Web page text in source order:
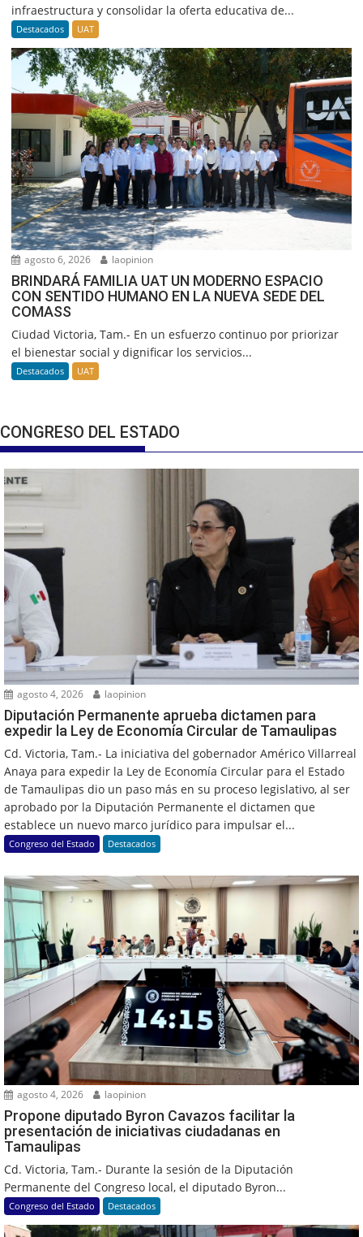
infraestructura y consolidar la oferta educativa de...
Destacados UAT
agosto 6, 2026 laopinion
BRINDARÁ FAMILIA UAT UN MODERNO ESPACIO
CON SENTIDO HUMANO EN LA NUEVA SEDE DEL
COMASS
Ciudad Victoria, Tam.- En un esfuerzo continuo por priorizar
el bienestar social y dignificar los servicios...
Destacados UAT
CONGRESO DEL ESTADO
agosto 4, 2026 laopinion
Diputación Permanente aprueba dictamen para
expedir la Ley de Economía Circular de Tamaulipas
Cd. Victoria, Tam.- La iniciativa del gobernador Américo Villarreal
Anaya para expedir la Ley de Economía Circular para el Estado
de Tamaulipas dio un paso más en su proceso legislativo, al ser
aprobado por la Diputación Permanente el dictamen que
establece un nuevo marco jurídico para impulsar el...
Congreso del Estado Destacados
agosto 4, 2026 laopinion
Propone diputado Byron Cavazos facilitar la
presentación de iniciativas ciudadanas en
Tamaulipas
Cd. Victoria, Tam.- Durante la sesión de la Diputación
Permanente del Congreso local, el diputado Byron...
Congreso del Estado Destacados